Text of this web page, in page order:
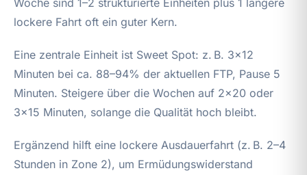
lockere Fahrt oft ein guter Kern.
Eine zentrale Einheit ist Sweet Spot: z. B. 3×12
Minuten bei ca. 88–94% der aktuellen FTP, Pause 5
Minuten. Steigere über die Wochen auf 2×20 oder
3×15 Minuten, solange die Qualität hoch bleibt.
Ergänzend hilft eine lockere Ausdauerfahrt (z. B. 2–4
Stunden in Zone 2), um Ermüdungswiderstand